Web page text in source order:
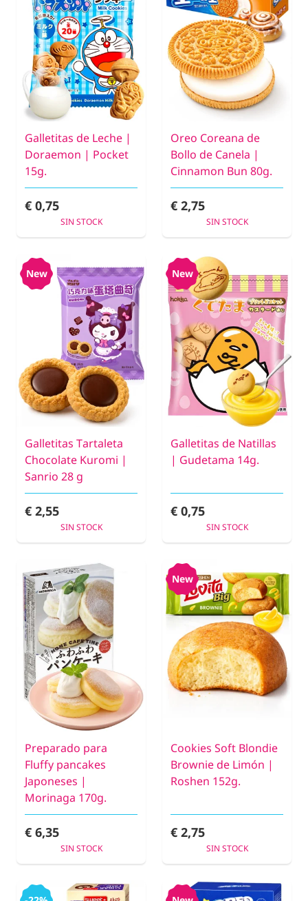
Galletitas de Leche |
Doraemon | Pocket
15g.
€ 0,75
SIN STOCK
Oreo Coreana de
Bollo de Canela |
Cinnamon Bun 80g.
€ 2,75
SIN STOCK
New
Galletitas Tartaleta
Chocolate Kuromi |
Sanrio 28 g
€ 2,55
SIN STOCK
New
Galletitas de Natillas
| Gudetama 14g.
€ 0,75
SIN STOCK
Preparado para
Fluffy pancakes
Japoneses |
Morinaga 170g.
€ 6,35
SIN STOCK
New
Cookies Soft Blondie
Brownie de Limón |
Roshen 152g.
€ 2,75
SIN STOCK